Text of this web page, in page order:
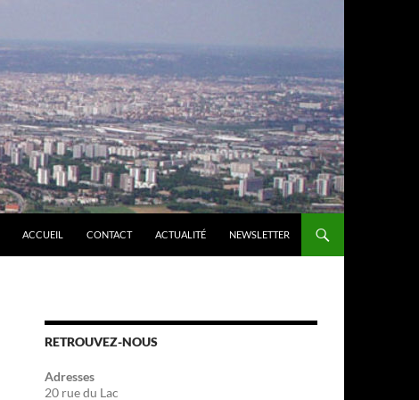
ACCUEIL CONTACT ACTUALITÉ NEWSLETTER
RETROUVEZ-NOUS
Adresses
20 rue du Lac